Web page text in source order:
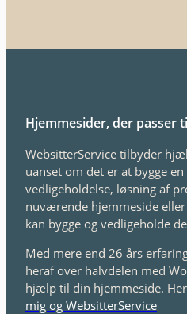
Hjemmesider, der passer
WebsitterService tilbyder
uanset om det er at bygge
vedligeholdelse, løsning af
nuværende hjemmeside
kan bygge og vedligeholde
Med mere end 26 års
heraf over halvdelen med
hjælp til din hjemmeside.
mig og WebsitterService